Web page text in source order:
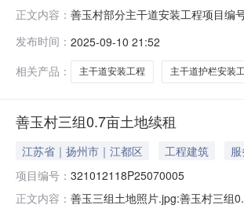
正文内容： 善玉村部分主干道安装工程项目编
定，所需资金来源已落实。现通过
包工包料
发布时间： 2025-09-10 21:52
相关产品：
主干道安装工程 主干道护栏安装
善玉村三组0.7亩土地续租
江苏省｜扬州市｜江都区 工程建筑
项目编号： 321012118P25070005
正文内容： 善玉三组土地照片.jpg:善玉村三组